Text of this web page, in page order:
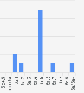
5c+.9 5c+/6a 6a.1 6a.2 6a.3 6a.4 6a.5 6a.6 6a.7 6a.8 6a.9 6a/6a+